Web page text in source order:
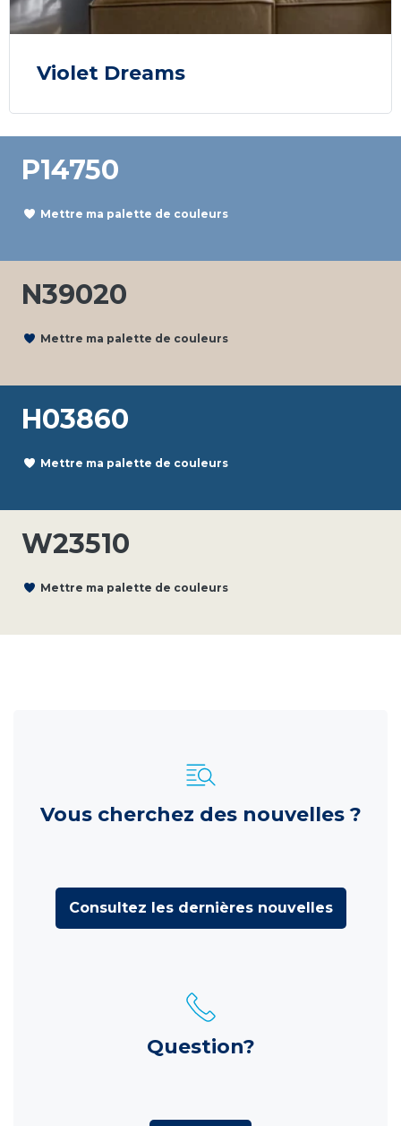
Violet Dreams
P14750
Mettre ma palette de couleurs
N39020
Mettre ma palette de couleurs
H03860
Mettre ma palette de couleurs
W23510
Mettre ma palette de couleurs
Vous cherchez des nouvelles ?
Consultez les dernières nouvelles
Question?